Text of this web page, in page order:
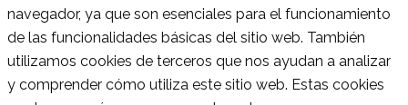
navegador, ya que son esenciales para el funcionamiento
de las funcionalidades básicas del sitio web. También
utilizamos cookies de terceros que nos ayudan a analizar
y comprender cómo utiliza este sitio web. Estas cookies